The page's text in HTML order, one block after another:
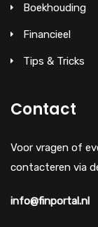
Boekhouding
Financieel
Tips & Tricks
Contact
Voor vragen of
contacteren via
info@finportal.nl